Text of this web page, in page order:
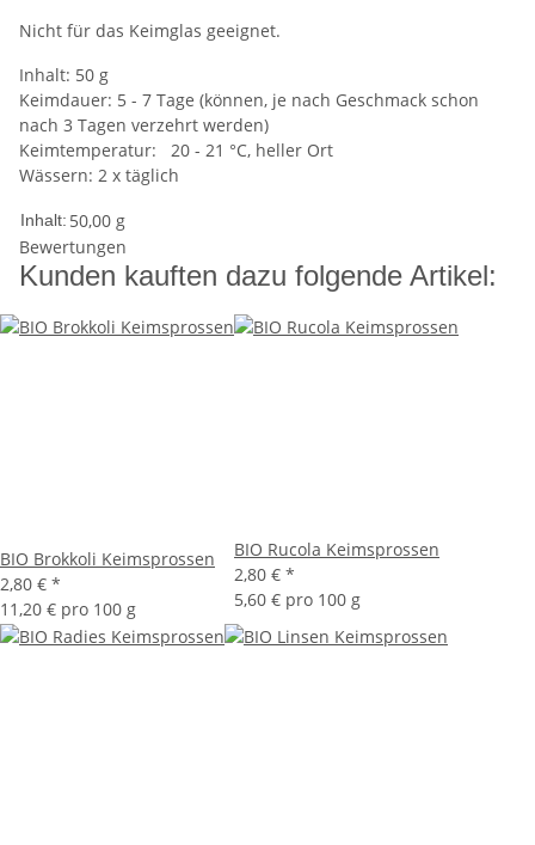
Nicht für das Keimglas geeignet.
Inhalt: 50 g
Keimdauer: 5 - 7 Tage (können, je nach Geschmack schon
nach 3 Tagen verzehrt werden)
Keimtemperatur: 20 - 21 °C, heller Ort
Wässern: 2 x täglich
Inhalt: 50,00 g
Bewertungen
Kunden kauften dazu folgende Artikel:
BIO Brokkoli Keimsprossen
2,80 € *
11,20 € pro 100 g
BIO Rucola Keimsprossen
2,80 € *
5,60 € pro 100 g